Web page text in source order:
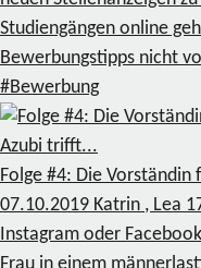
Studiengängen online
Bewerbungstipps nicht
#Bewerbung
Azubi trifft...
Folge #4: Die Vorständin
07.10.2019 Katrin , Lea
Instagram oder